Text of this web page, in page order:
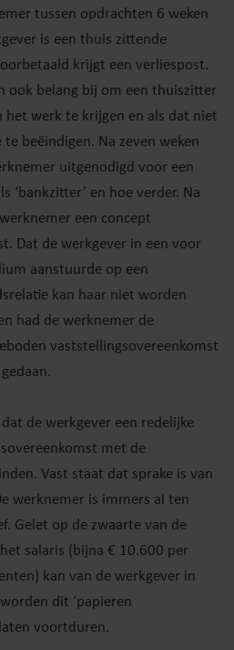
tussen opdrachten 6 weken
is een thuis zittende
krijgt een verliespost.
ook belang bij om een thuiszitter
het werk te krijgen en als dat niet
beëindigen. Na zeven weken
uitgenodigd voor een
‘bankzitter’ en hoe verder. Na
een concept
Dat de werkgever in een voor
aanstuurde op een
kan haar niet worden
had de werknemer de
vaststellingsovereenkomst
de werkgever een redelijke
met de
Vast staat dat sprake is van
werknemer is immers al ten
Gelet op de zwaarte van de
salaris (bijna € 10.600 per
kan van de werkgever in
dit ‘papieren
voortduren.